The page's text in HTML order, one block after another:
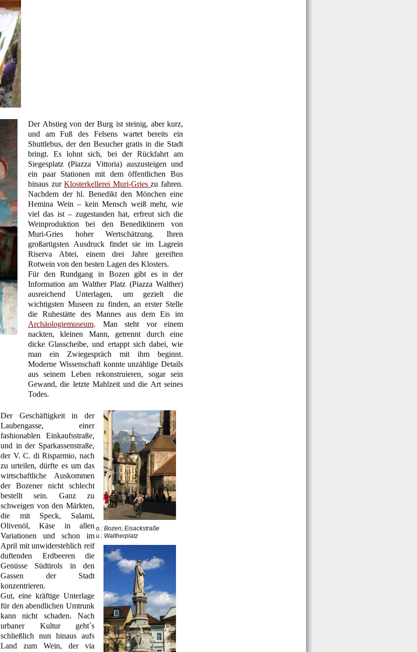
Der Abstieg von der Burg ist steinig, aber kurz,
und am Fuß des Felsens wartet bereits ein
Shuttlebus, der den Besucher gratis in die Stadt
bringt. Es lohnt sich, bei der Rückfahrt am
Siegesplatz (Piazza Vittoria) auszusteigen und
ein paar Stationen mit dem öffentlichen Bus
hinaus zurKlosterkellerei Muri-Grieszu fahren.
Nachdem der hl. Benedikt den Mönchen eine
Hemina Wein – kein Mensch weiß mehr, wie
viel das ist – zugestanden hat, erfreut sich die
Weinproduktion bei den Benediktinern von
Muri-Gries hoher Wertschätzung. Ihren
großartigsten Ausdruck findet sie im Lagrein
Riserva Abtei, einem drei Jahre gereiften
Rotwein von den besten Lagen des Klosters.
Für den Rundgang in Bozen gibt es in der
Information am Walther Platz (Piazza Walther)
ausreichend Unterlagen, um gezielt die
wichtigsten Museen zu finden, an erster Stelle
die Ruhestätte des Mannes aus dem Eis im
Archäologiemuseum. Man steht vor einem
nackten, kleinen Mann, getrennt durch eine
dicke Glasscheibe, und ertappt sich dabei, wie
man ein Zwiegespräch mit ihm beginnt.
Moderne Wissenschaft konnte unzählige Details
aus seinem Leben rekonstruieren, sogar sein
Gewand, die letzte Mahlzeit und die Art seines
Todes.
Der Geschäftigkeit in der
Laubengasse, einer
fashionablen Einkaufsstraße,
und in der Sparkassenstraße,
der V. C. di Risparmio, nach
zu urteilen, dürfte es um das
wirtschaftliche Auskommen
der Bozener nicht schlecht
bestellt sein. Ganz zu
schweigen von den Märkten,
die mit Speck, Salami,
Olivenöl, Käse in allen
Variationen und schon im
April mit unwiderstehlich reif
duftenden Erdbeeren die
Genüsse Südtirols in den
Gassen der Stadt
konzentrieren.
Gut, eine kräftige Unterlage
für den abendlichen Umtrunk
kann nicht schaden. Nach
urbaner Kultur geht´s
schließlich nun hinaus aufs
Land zum Wein, der via
o.: Bozen, Eisackstraße
u.: Waltherplatz